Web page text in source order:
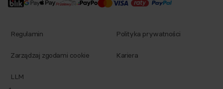
Regulamin Polityka prywatności
Zarządzaj zgodami cookie Kariera
LLM